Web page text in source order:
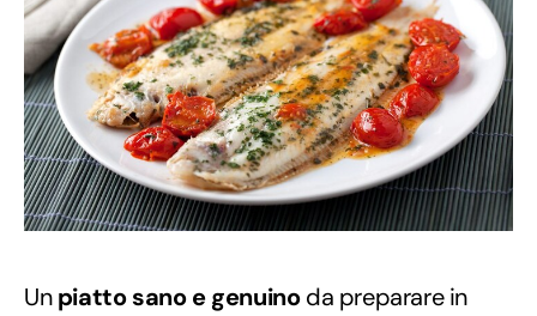
Unpiatto sano e genuinoda preparare in